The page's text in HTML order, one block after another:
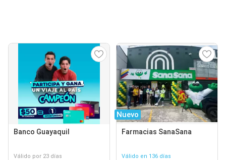
Banco Guayaquil
Válido por 23 días
Nuevo
Farmacias SanaSana
Válido en 136 días